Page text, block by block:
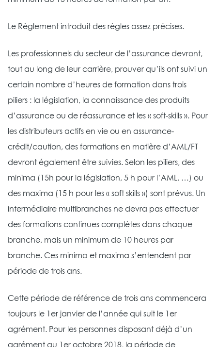
Le Règlement introduit des règles assez précises.
Les professionnels du secteur de l’assurance devront,
tout au long de leur carrière, prouver qu’ils ont suivi un
certain nombre d’heures de formation dans trois
piliers : la législation, la connaissance des produits
d’assurance ou de réassurance et les « soft-skills ». Pour
les distributeurs actifs en vie ou en assurance-
crédit/caution, des formations en matière d’AML/FT
devront également être suivies. Selon les piliers, des
minima (15h pour la législation, 5 h pour l’AML, …) ou
des maxima (15 h pour les « soft skills ») sont prévus. Un
intermédiaire multibranches ne devra pas effectuer
des formations continues complètes dans chaque
branche, mais un minimum de 10 heures par
branche. Ces minima et maxima s’entendent par
période de trois ans.
Cette période de référence de trois ans commencera
toujours le 1er janvier de l’année qui suit le 1er
agrément. Pour les personnes disposant déjà d’un
agrément au 1er octobre 2018, la période de